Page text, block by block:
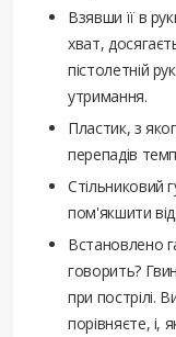
Взявши її в
хват,
пістолетній
утримання.
Пластик, з
перепадів
Стільниковий
пом'якшити
Встановлено
говорить?
при пострілі.
порівняєте, і,